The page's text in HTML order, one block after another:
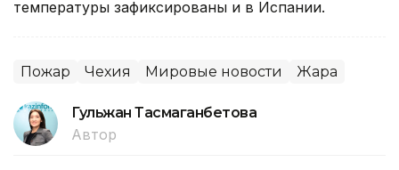
температуры зафиксированы и в Испании.
Пожар Чехия Мировые новости Жара
Гульжан Тасмаганбетова
Автор